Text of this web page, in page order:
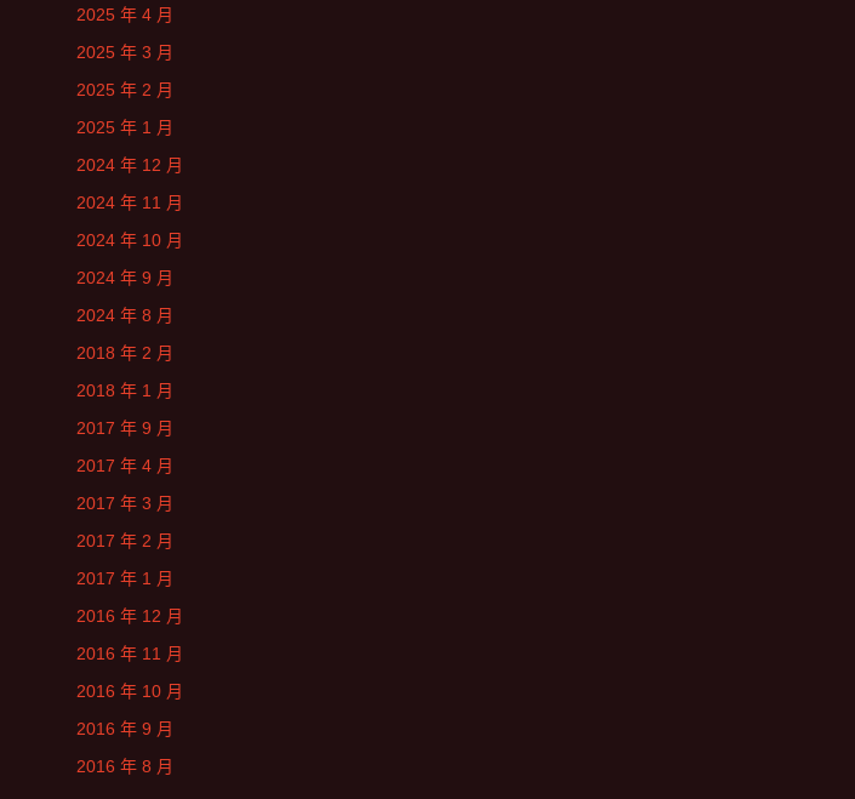
2025 年 4 月
2025 年 3 月
2025 年 2 月
2025 年 1 月
2024 年 12 月
2024 年 11 月
2024 年 10 月
2024 年 9 月
2024 年 8 月
2018 年 2 月
2018 年 1 月
2017 年 9 月
2017 年 4 月
2017 年 3 月
2017 年 2 月
2017 年 1 月
2016 年 12 月
2016 年 11 月
2016 年 10 月
2016 年 9 月
2016 年 8 月